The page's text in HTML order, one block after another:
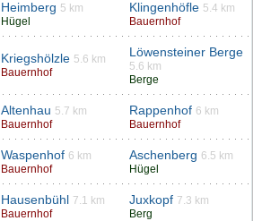
Heimberg 5 km
Hügel
Klingenhöfle 5.4 km
Bauernhof
Kriegshölzle 5.6 km
Bauernhof
Löwensteiner Berge
5.6 km
Berge
Altenhau 5.7 km
Bauernhof
Rappenhof 6 km
Bauernhof
Waspenhof 6 km
Bauernhof
Aschenberg 6.5 km
Hügel
Hausenbühl
7.1 km
Bauernhof
Juxkopf 7.3 km
Berg